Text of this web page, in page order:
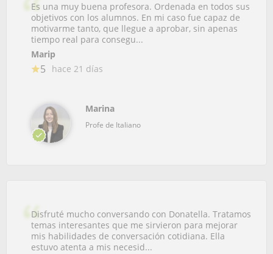
Es una muy buena profesora. Ordenada en todos sus
objetivos con los alumnos. En mi caso fue capaz de
motivarme tanto, que llegue a aprobar, sin apenas
tiempo real para consegu...
Marip
5 hace 21 días
Marina
Profe de Italiano
Disfruté mucho conversando con Donatella. Tratamos
temas interesantes que me sirvieron para mejorar
mis habilidades de conversación cotidiana. Ella
estuvo atenta a mis necesid...